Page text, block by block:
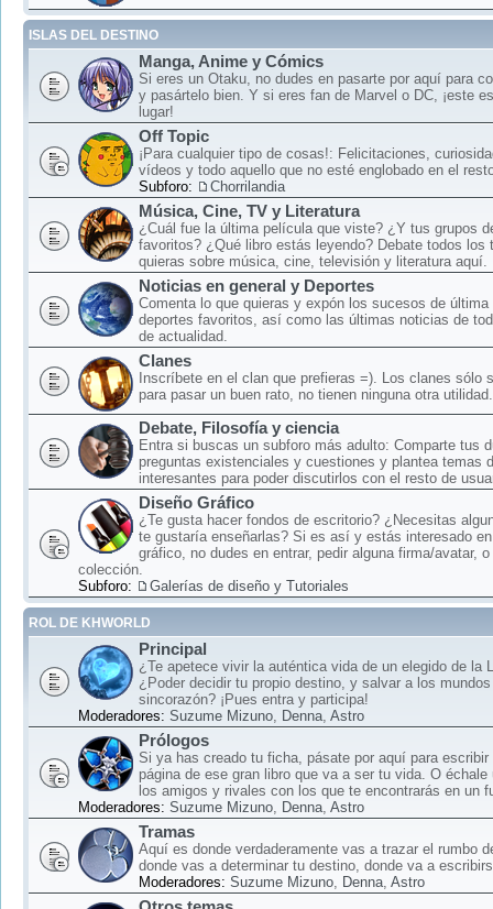
ISLAS DEL DESTINO
Manga, Anime y Cómics
Si eres un Otaku, no dudes en pasarte por aquí para
y pasártelo bien. Y si eres fan de Marvel o DC, ¡este
lugar!
Off Topic
¡Para cualquier tipo de cosas!: Felicitaciones,
vídeos y todo aquello que no esté englobado en el
Subforo:
Chorrilandia
Música, Cine, TV y Literatura
¿Cuál fue la última película que viste? ¿Y tus grupos
favoritos? ¿Qué libro estás leyendo? Debate todos los
quieras sobre música, cine, televisión y literatura aquí.
Noticias en general y Deportes
Comenta lo que quieras y expón los sucesos de última
deportes favoritos, así como las últimas noticias de
de actualidad.
Clanes
Inscríbete en el clan que prefieras =). Los clanes sólo
para pasar un buen rato, no tienen ninguna otra utilidad.
Debate, Filosofía y ciencia
Entra si buscas un subforo más adulto: Comparte tus
preguntas existenciales y cuestiones y plantea temas
interesantes para poder discutirlos con el resto de
Diseño Gráfico
¿Te gusta hacer fondos de escritorio? ¿Necesitas
te gustaría enseñarlas? Si es así y estás interesado
gráfico, no dudes en entrar, pedir alguna firma/avatar,
colección.
Subforo:
Galerías de diseño y Tutoriales
ROL DE KHWORLD
Principal
¿Te apetece vivir la auténtica vida de un elegido de la
¿Poder decidir tu propio destino, y salvar a los
sincorazón? ¡Pues entra y participa!
Moderadores: Suzume Mizuno, Denna, Astro
Prólogos
Si ya has creado tu ficha, pásate por aquí para escribir
página de ese gran libro que va a ser tu vida. O
los amigos y rivales con los que te encontrarás en un
Moderadores: Suzume Mizuno, Denna, Astro
Tramas
Aquí es donde verdaderamente vas a trazar el rumbo
donde vas a determinar tu destino, donde va a
Moderadores: Suzume Mizuno, Denna, Astro